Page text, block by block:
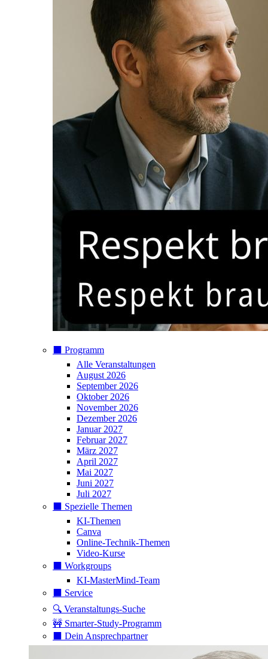
⬛️ Programm
Alle Veranstaltungen
August 2026
September 2026
Oktober 2026
November 2026
Dezember 2026
Januar 2027
Februar 2027
März 2027
April 2027
Mai 2027
Juni 2027
Juli 2027
⬛️ Spezielle Themen
KI-Themen
Canva
Online-Technik-Themen
Video-Kurse
⬛️ Workgroups
KI-MasterMind-Team
⬛️ Service
🔍 Veranstaltungs-Suche
🚧 Smarter-Study-Programm
⬛️ Dein Ansprechpartner